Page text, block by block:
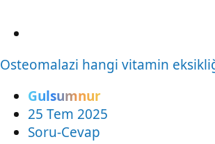
r
u
Osteomalazi hangi vitamin
Gulsumnur
25 Tem 2025
Soru-Cevap